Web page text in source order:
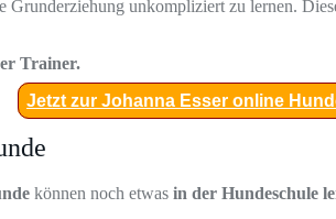
unkompliziert zu lernen.
Trainer.
Jetzt zur Johanna Esser online
können noch etwas in der Hundeschule